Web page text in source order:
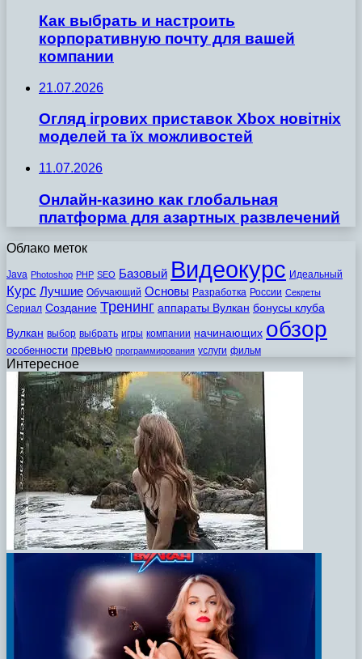
Как выбрать и настроить
корпоративную почту для вашей
компании
21.07.2026
Огляд ігрових приставок Xbox новітніх
моделей та їх можливостей
11.07.2026
Онлайн-казино как глобальная
платформа для азартных развлечений
Облако меток
Java Photoshop PHP SEO Базовый Видеокурс Идеальный
Курс Лучшие Обучающий Основы Разработка России Секреты
Сериал Создание Тренинг аппараты Вулкан бонусы клуба
Вулкан выбор выбрать игры компании начинающих обзор
особенности превью программирования услуги фильм
Интересное